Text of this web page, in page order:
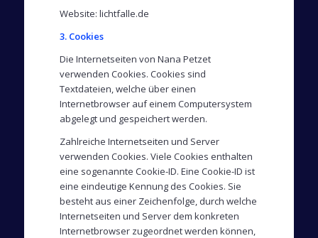
Website: lichtfalle.de
3. Cookies
Die Internetseiten von Nana Petzet
verwenden Cookies. Cookies sind
Textdateien, welche über einen
Internetbrowser auf einem Computersystem
abgelegt und gespeichert werden.
Zahlreiche Internetseiten und Server
verwenden Cookies. Viele Cookies enthalten
eine sogenannte Cookie-ID. Eine Cookie-ID ist
eine eindeutige Kennung des Cookies. Sie
besteht aus einer Zeichenfolge, durch welche
Internetseiten und Server dem konkreten
Internetbrowser zugeordnet werden können,